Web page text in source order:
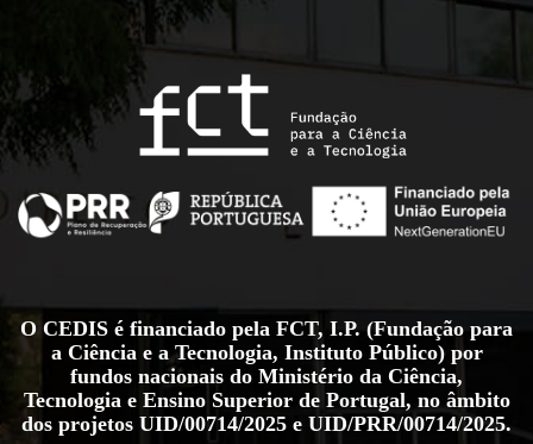
O CEDIS é financiado pela FCT, I.P. (Fundação para
a Ciência e a Tecnologia, Instituto Público) por
fundos nacionais do Ministério da Ciência,
Tecnologia e Ensino Superior de Portugal, no âmbito
dos projetos UID/00714/2025 e UID/PRR/00714/2025.